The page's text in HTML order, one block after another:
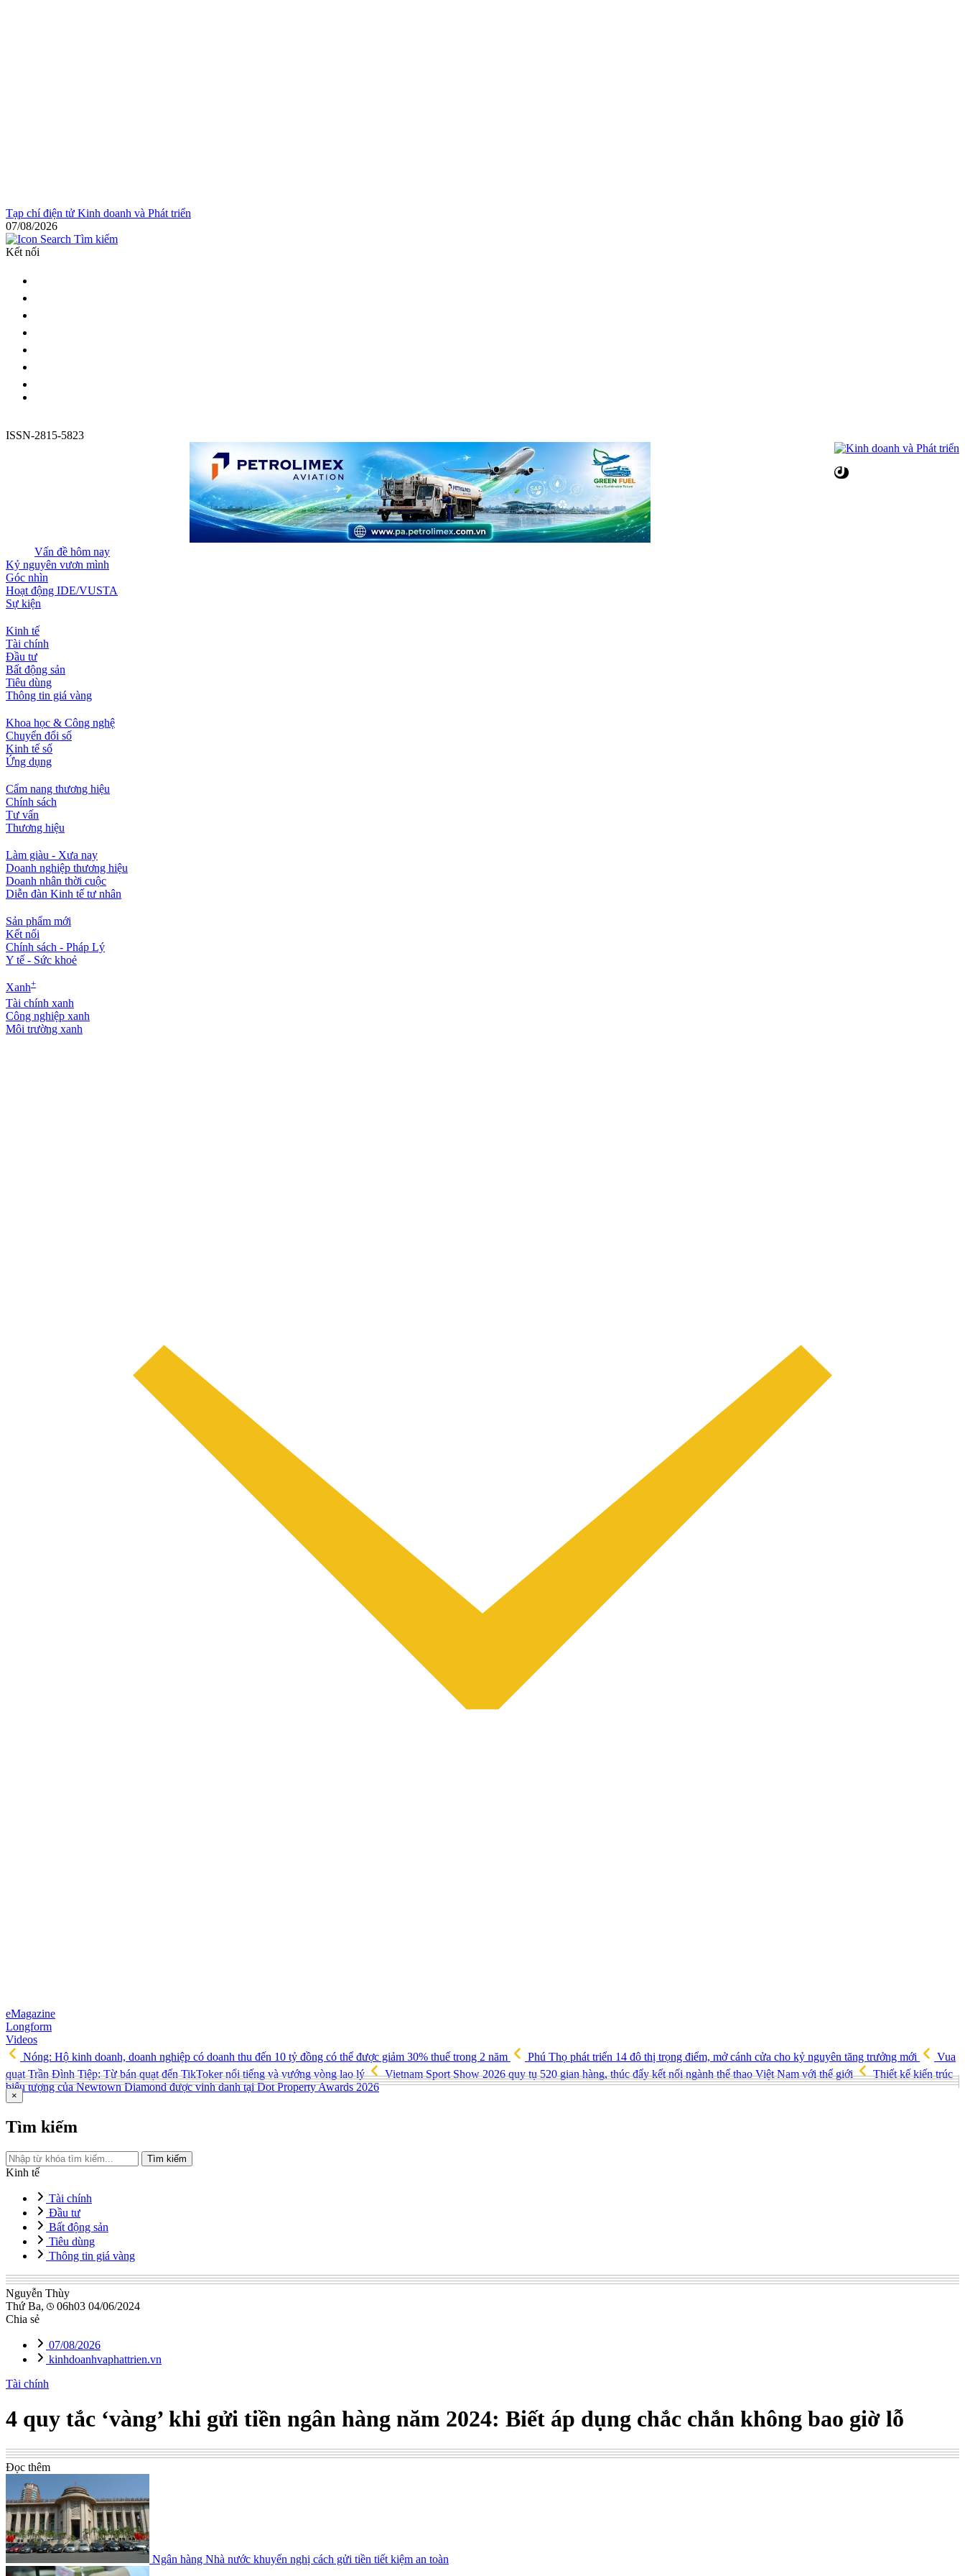
Tạp chí điện tử Kinh doanh và Phát triển
07/08/2026
Tìm kiếm
Kết nối
ISSN-2815-5823
Vấn đề hôm nay
Kỷ nguyên vươn mình
Góc nhìn
Hoạt động IDE/VUSTA
Sự kiện
Kinh tế
Tài chính
Đầu tư
Bất động sản
Tiêu dùng
Thông tin giá vàng
Khoa học & Công nghệ
Chuyển đổi số
Kinh tế số
Ứng dụng
Cẩm nang thương hiệu
Chính sách
Tư vấn
Thương hiệu
Làm giàu - Xưa nay
Doanh nghiệp thương hiệu
Doanh nhân thời cuộc
Diễn đàn Kinh tế tư nhân
Sản phẩm mới
Kết nối
Chính sách - Pháp Lý
Y tế - Sức khoẻ
Xanh+
Tài chính xanh
Công nghiệp xanh
Môi trường xanh
eMagazine
Longform
Videos
Nóng: Hộ kinh doanh, doanh nghiệp có doanh thu đến 10 tỷ đồng có thể được giảm 30% thuế trong 2 năm
Phú Thọ phát triển 14 đô thị trọng điểm, mở cánh cửa cho kỷ nguyên tăng trưởng mới
Vua
quạt Trần Đình Tiệp: Từ bán quạt đến TikToker nổi tiếng và vướng vòng lao lý
Vietnam Sport Show 2026 quy tụ 520 gian hàng, thúc đẩy kết nối ngành thể thao Việt Nam với thế giới
Thiết kế kiến trúc
biểu tượng của Newtown Diamond được vinh danh tại Dot Property Awards 2026
×
Tìm kiếm
Tìm kiếm
Kinh tế
Tài chính
Đầu tư
Bất động sản
Tiêu dùng
Thông tin giá vàng
Nguyễn Thùy
Thứ Ba,
06h03 04/06/2024
Chia sẻ
07/08/2026
kinhdoanhvaphattrien.vn
Tài chính
4 quy tắc ‘vàng’ khi gửi tiền ngân hàng năm 2024: Biết áp dụng chắc chắn không bao giờ lỗ
Đọc thêm
Ngân hàng Nhà nước khuyến nghị cách gửi tiền tiết kiệm an toàn